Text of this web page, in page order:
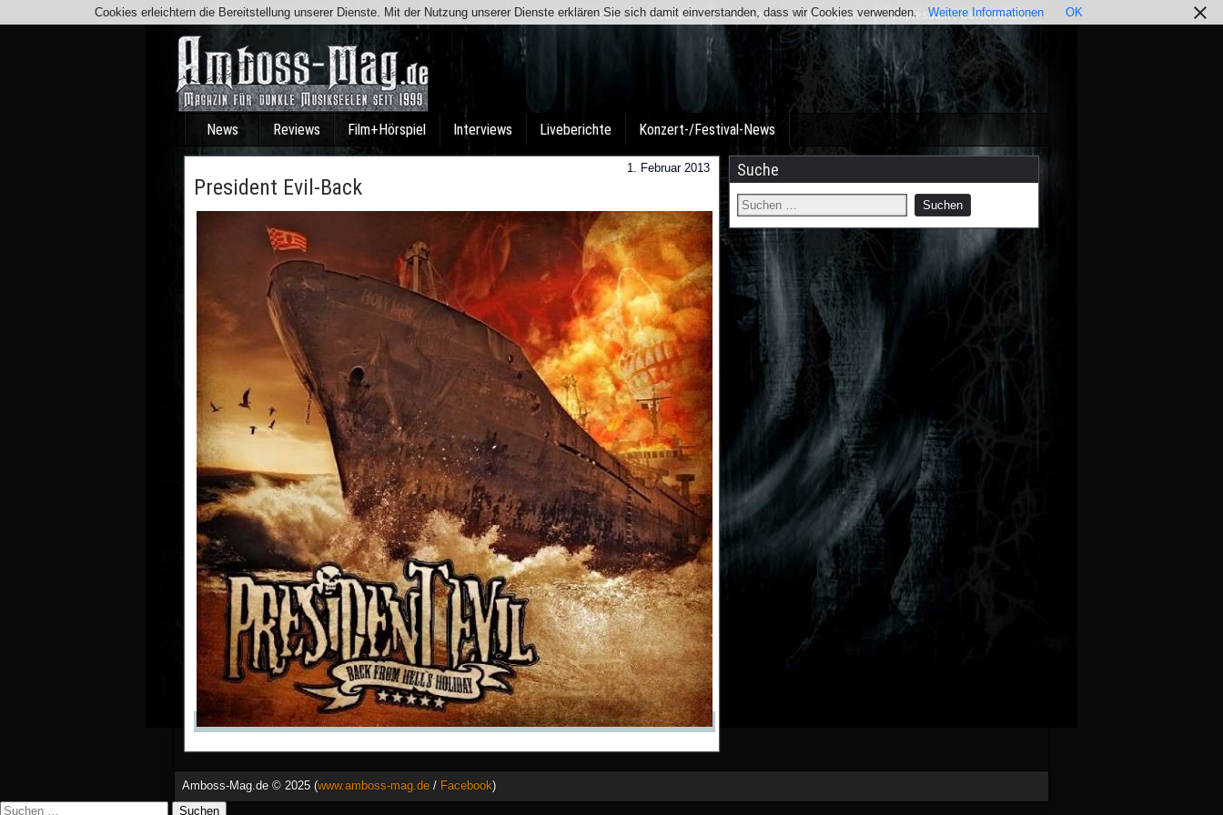
Team Kontakt Facebook Instagram Impressum / Datenschutz
News Reviews Film+Hörspiel Interviews Liveberichte Konzert-/Festival-News
1. Februar 2013
President Evil-Back
Suche
Amboss-Mag.de © 2025 (www.amboss-mag.de / Facebook)
Cookies erleichtern die Bereitstellung unserer Dienste. Mit der Nutzung unserer Dienste erklären Sie sich damit einverstanden, dass wir Cookies verwenden. Weitere Informationen OK